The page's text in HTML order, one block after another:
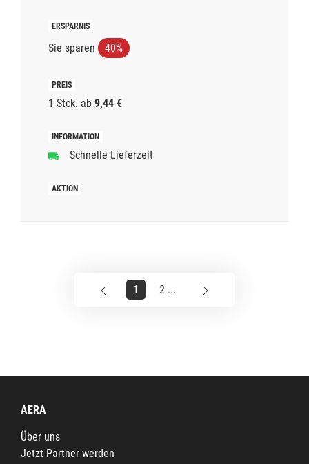
Sie sparen 40%
1 Stck. ab 9,44 €
Schnelle Lieferzeit
1 2 ...
AERA
Über uns
Jetzt Partner werden